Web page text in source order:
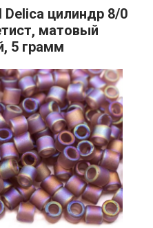
Delica цилиндр 8/0
матовый
5 грамм